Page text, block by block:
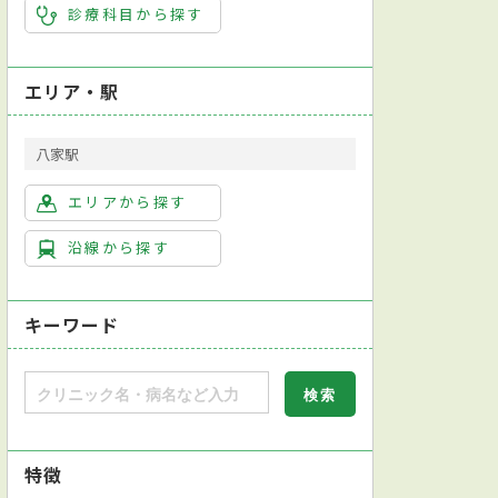
診療科目から探す
エリア・駅
八家駅
エリアから探す
沿線から探す
キーワード
特徴